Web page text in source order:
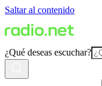
Saltar al contenido
¿Qué deseas escuchar?